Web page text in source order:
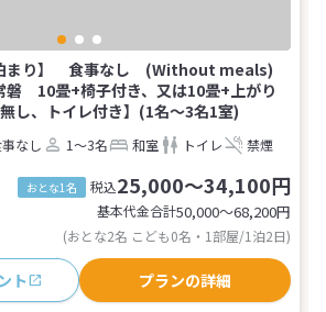
泊まり】 食事なし (Without meals)
10畳+椅子付き、又は10畳+上がり
し、トイレ付き】(1名～3名1室)
なし 1～3名 和室 トイレ 禁煙
おとな1名 税込25,000～34,100円
基本代金合計50,000〜68,200円
(おとな2名 こども0名・1部屋/1泊2日)
ト プランの詳細